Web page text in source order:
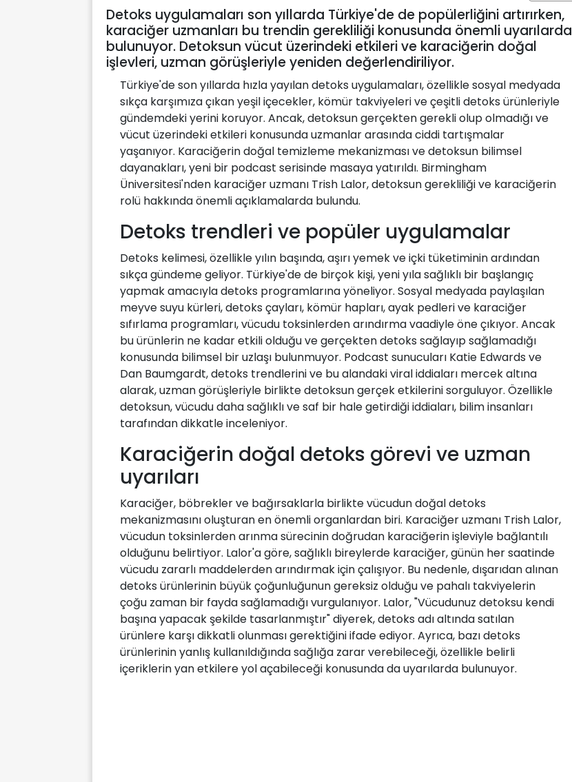
Detoks uygulamaları son yıllarda Türkiye'de de popülerliğini artırırken,
karaciğer uzmanları bu trendin gerekliliği konusunda önemli uyarılarda
bulunuyor. Detoksun vücut üzerindeki etkileri ve karaciğerin doğal
işlevleri, uzman görüşleriyle yeniden değerlendiriliyor.
Türkiye'de son yıllarda hızla yayılan detoks uygulamaları, özellikle sosyal medyada
sıkça karşımıza çıkan yeşil içecekler, kömür takviyeleri ve çeşitli detoks ürünleriyle
gündemdeki yerini koruyor. Ancak, detoksun gerçekten gerekli olup olmadığı ve
vücut üzerindeki etkileri konusunda uzmanlar arasında ciddi tartışmalar
yaşanıyor. Karaciğerin doğal temizleme mekanizması ve detoksun bilimsel
dayanakları, yeni bir podcast serisinde masaya yatırıldı. Birmingham
Üniversitesi'nden karaciğer uzmanı Trish Lalor, detoksun gerekliliği ve karaciğerin
rolü hakkında önemli açıklamalarda bulundu.
Detoks trendleri ve popüler uygulamalar
Detoks kelimesi, özellikle yılın başında, aşırı yemek ve içki tüketiminin ardından
sıkça gündeme geliyor. Türkiye'de de birçok kişi, yeni yıla sağlıklı bir başlangıç
yapmak amacıyla detoks programlarına yöneliyor. Sosyal medyada paylaşılan
meyve suyu kürleri, detoks çayları, kömür hapları, ayak pedleri ve karaciğer
sıfırlama programları, vücudu toksinlerden arındırma vaadiyle öne çıkıyor. Ancak
bu ürünlerin ne kadar etkili olduğu ve gerçekten detoks sağlayıp sağlamadığı
konusunda bilimsel bir uzlaşı bulunmuyor. Podcast sunucuları Katie Edwards ve
Dan Baumgardt, detoks trendlerini ve bu alandaki viral iddiaları mercek altına
alarak, uzman görüşleriyle birlikte detoksun gerçek etkilerini sorguluyor. Özellikle
detoksun, vücudu daha sağlıklı ve saf bir hale getirdiği iddiaları, bilim insanları
tarafından dikkatle inceleniyor.
Karaciğerin doğal detoks görevi ve uzman
uyarıları
Karaciğer, böbrekler ve bağırsaklarla birlikte vücudun doğal detoks
mekanizmasını oluşturan en önemli organlardan biri. Karaciğer uzmanı Trish Lalor,
vücudun toksinlerden arınma sürecinin doğrudan karaciğerin işleviyle bağlantılı
olduğunu belirtiyor. Lalor'a göre, sağlıklı bireylerde karaciğer, günün her saatinde
vücudu zararlı maddelerden arındırmak için çalışıyor. Bu nedenle, dışarıdan alınan
detoks ürünlerinin büyük çoğunluğunun gereksiz olduğu ve pahalı takviyelerin
çoğu zaman bir fayda sağlamadığı vurgulanıyor. Lalor, "Vücudunuz detoksu kendi
başına yapacak şekilde tasarlanmıştır" diyerek, detoks adı altında satılan
ürünlere karşı dikkatli olunması gerektiğini ifade ediyor. Ayrıca, bazı detoks
ürünlerinin yanlış kullanıldığında sağlığa zarar verebileceği, özellikle belirli
içeriklerin yan etkilere yol açabileceği konusunda da uyarılarda bulunuyor.